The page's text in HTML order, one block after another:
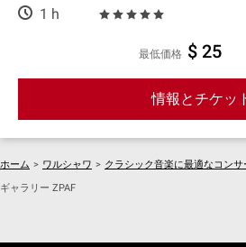
1 h
最低価格 $ 25
情報とチケッ
ホーム > ワルシャワ > クラシック音楽に最適なコン
ギャラリー ZPAF